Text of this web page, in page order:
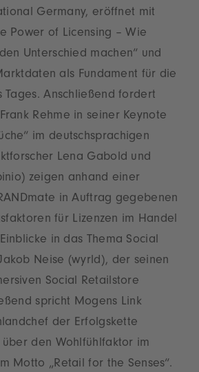
Germany, eröffnet mit
Power of Licensing – Wie
Unterschied machen“ und
als Fundament für die
Tages. Anschließend fordert
Rehme in seiner Keynote
im deutschsprachigen
Lena Gabold und
zeigen anhand einer
in Auftrag gegebenen
für Lizenzen im Handel
in das Thema Social
Neise (wyrld), der seinen
Social Retailstore
spricht Mogens Link
der Erfolgskette
den Wohlfühlfaktor im
Motto „Retail for the Senses“.